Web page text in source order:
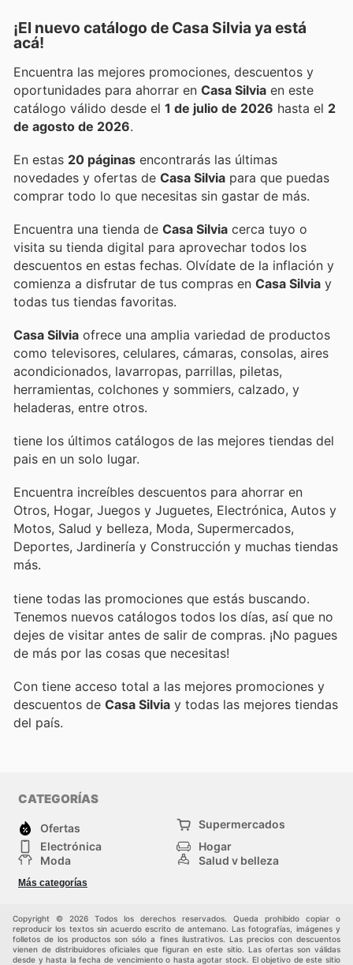
¡El nuevo catálogo de Casa Silvia ya está
acá!
Encuentra las mejores promociones, descuentos y
oportunidades para ahorrar en Casa Silvia en este
catálogo válido desde el 1 de julio de 2026 hasta el 2
de agosto de 2026.
En estas 20 páginas encontrarás las últimas
novedades y ofertas de Casa Silvia para que puedas
comprar todo lo que necesitas sin gastar de más.
Encuentra una tienda de Casa Silvia cerca tuyo o
visita su tienda digital para aprovechar todos los
descuentos en estas fechas. Olvídate de la inflación y
comienza a disfrutar de tus compras en Casa Silvia y
todas tus tiendas favoritas.
Casa Silvia ofrece una amplia variedad de productos
como televisores, celulares, cámaras, consolas, aires
acondicionados, lavarropas, parrillas, piletas,
herramientas, colchones y sommiers, calzado, y
heladeras, entre otros.
tiene los últimos catálogos de las mejores tiendas del
pais en un solo lugar.
Encuentra increíbles descuentos para ahorrar en
Otros, Hogar, Juegos y Juguetes, Electrónica, Autos y
Motos, Salud y belleza, Moda, Supermercados,
Deportes, Jardinería y Construcción y muchas tiendas
más.
tiene todas las promociones que estás buscando.
Tenemos nuevos catálogos todos los días, así que no
dejes de visitar antes de salir de compras. ¡No pagues
de más por las cosas que necesitas!
Con tiene acceso total a las mejores promociones y
descuentos de Casa Silvia y todas las mejores tiendas
del país.
CATEGORÍAS
Ofertas
Supermercados
Electrónica
Hogar
Moda
Salud y belleza
Deportes
Más categorías
Copyright © 2026 Todos los derechos reservados. Queda prohibido copiar o
reproducir los textos sin acuerdo escrito de antemano. Las fotografías, imágenes y
folletos de los productos son sólo a fines ilustrativos. Las precios con descuentos
vienen de distribuidores oficiales que figuran en este sitio. Las ofertas son válidas
desde y hasta la fecha de vencimiento o hasta agotar stock. El objetivo de este sitio